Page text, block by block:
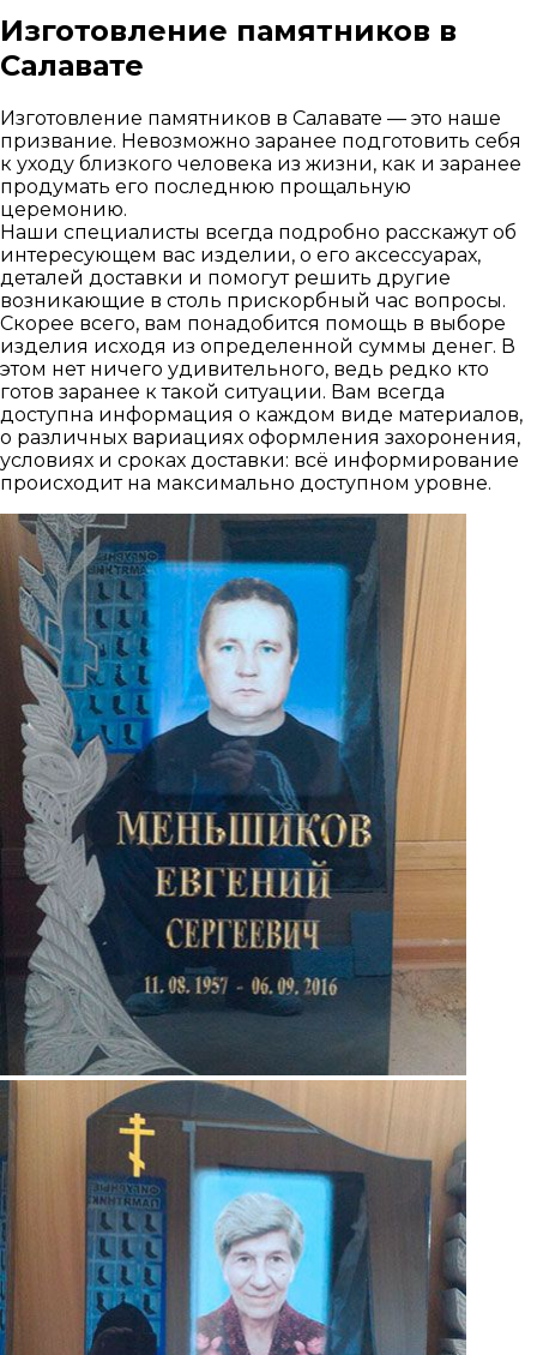
Изготовление памятников в
Салавате
Изготовление памятников в Салавате — это наше
призвание. Невозможно заранее подготовить себя
к уходу близкого человека из жизни, как и заранее
продумать его последнюю прощальную
церемонию.
Наши специалисты всегда подробно расскажут об
интересующем вас изделии, о его аксессуарах,
деталей доставки и помогут решить другие
возникающие в столь прискорбный час вопросы.
Скорее всего, вам понадобится помощь в выборе
изделия исходя из определенной суммы денег. В
этом нет ничего удивительного, ведь редко кто
готов заранее к такой ситуации. Вам всегда
доступна информация о каждом виде материалов,
о различных вариациях оформления захоронения,
условиях и сроках доставки: всё информирование
происходит на максимально доступном уровне.